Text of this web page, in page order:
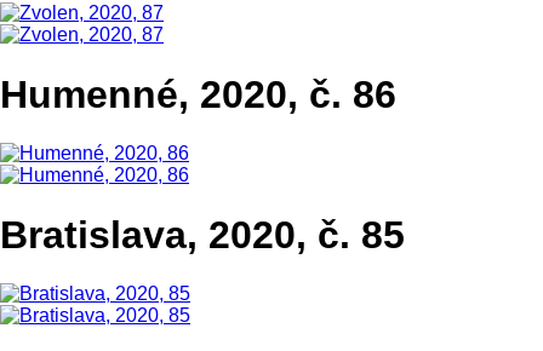
Humenné, 2020, č. 86
Bratislava, 2020, č. 85